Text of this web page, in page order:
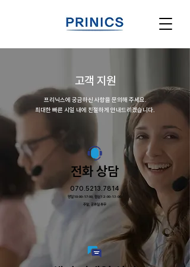
​고객 지원
프리닉스에 궁금하신 사항을 문의해 주세요.
최대한 빠른 시일 내에 친절하게 안내드리겠습니다.
전화 상담
070.5213.7814
평일 10:00-17:00, 점심 12:00-13:00
주말, 공휴일 휴무